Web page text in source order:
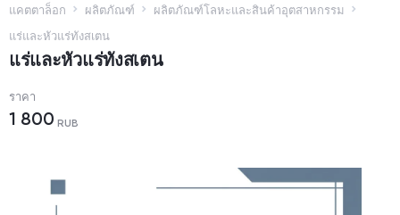
แคตตาล็อก ผลิตภัณฑ์ ผลิตภัณฑ์โลหะและสินค้าอุตสาหกรรม
แร่และหัวแร่ทังสเตน
แร่และหัวแร่ทังสเตน
ราคา
1 800 RUB